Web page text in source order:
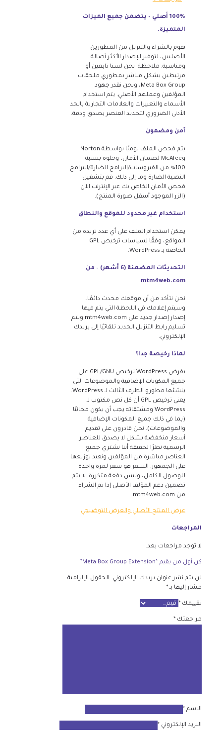
100% أصلي – يتضمن جميع الميزات
المتميزة.
نقوم بالشراء والتنزيل من المطورين
الأصليين، لتوفير الإصدار الأكثر أصالة
ومناسبة. ملاحظة: نحن لسنا تابعين أو
مرتبطين بشكل مباشر بمطوري ملحقات
Meta Box Group، ونحن نقدر جهود
المؤلفين وعملهم الأصلي. يتم استخدام
الأسماء والتعبيرات والعلامات التجارية بالحد
الأدنى الضروري لتحديد العنصر بصدق ودقة.
آمن ومضمون
يتم فحص الملف يوميًا بواسطة Norton
وMcAfee لضمان الأمان، وخلوه بنسبة
100% من الفيروسات/البرامج الضارة/البرامج
النصية الضارة وما إلى ذلك. قم بتشغيل
فحص الأمان الخاص بك عبر الإنترنت الآن
(الزر الموجود أسفل صورة المنتج).
استخدام غير محدود للموقع والنطاق
يمكن استخدام الملف على أي عدد تريده من
المواقع، وفقًا لسياسات ترخيص GPL
الخاصة بـ WordPress.
التحديثات المضمنة (6 أشهر) – من
mtm4web.com
نحن نتأكد من أن موقعك محدث دائمًا،
وسيتم إعلامك في اللحظة التي يتم فيها
إصدار إصدار جديد على mtm4web.com ويتم
تسليم رابط التنزيل الجديد تلقائيًا إلى بريدك
الإلكتروني.
لماذا رخيصة جدا؟
يفرض WordPress ترخيص GPL/GNU على
جميع المكونات الإضافية والموضوعات التي
ينشئها مطورو الطرف الثالث لـ WordPress.
يعني ترخيص GPL أن كل نص مكتوب لـ
WordPress ومشتقاته يجب أن يكون مجانيًا
(بما في ذلك جميع المكونات الإضافية
والموضوعات). نحن قادرون على تقديم
أسعار منخفضة بشكل لا يصدق للعناصر
الرسمية نظرًا لحقيقة أننا نشتري جميع
العناصر مباشرة من المؤلفين ونعيد توزيعها
على الجمهور. السعر هو سعر لمرة واحدة
للوصول الكامل، وليس دفعة متكررة. لا يتم
تضمين دعم المؤلف الأصلي إذا تم الشراء
من mtm4web.com.
عرض المنتج الأصلي والعرض التوضيحي
المراجعات
لا توجد مراجعات بعد.
كن أول من يقيم “Meta Box Group Extension”
لن يتم نشر عنوان بريدك الإلكتروني.
الحقول الإلزامية
مشار إليها بـ *
تقييمك *
مراجعتك *
الاسم *
البريد الإلكتروني *